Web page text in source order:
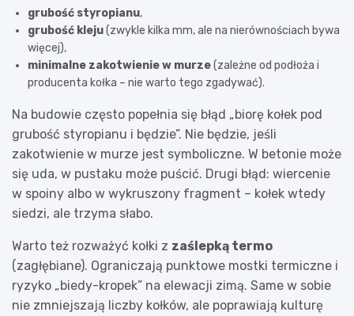
grubość styropianu,
grubość kleju(zwykle kilka mm, ale na nierównościach bywa
więcej),
minimalne zakotwienie w murze(zależne od podłoża i
producenta kołka – nie warto tego zgadywać).
Na budowie często popełnia się błąd „biorę kołek pod
grubość styropianu i będzie”. Nie będzie, jeśli
zakotwienie w murze jest symboliczne. W betonie może
się uda, w pustaku może puścić. Drugi błąd: wiercenie
w spoiny albo w wykruszony fragment – kołek wtedy
siedzi, ale trzyma słabo.
Warto też rozważyć kołki z zaślepką termo
(zagłębiane). Ograniczają punktowe mostki termiczne i
ryzyko „biedy-kropek” na elewacji zimą. Same w sobie
nie zmniejszają liczby kołków, ale poprawiają kulturę